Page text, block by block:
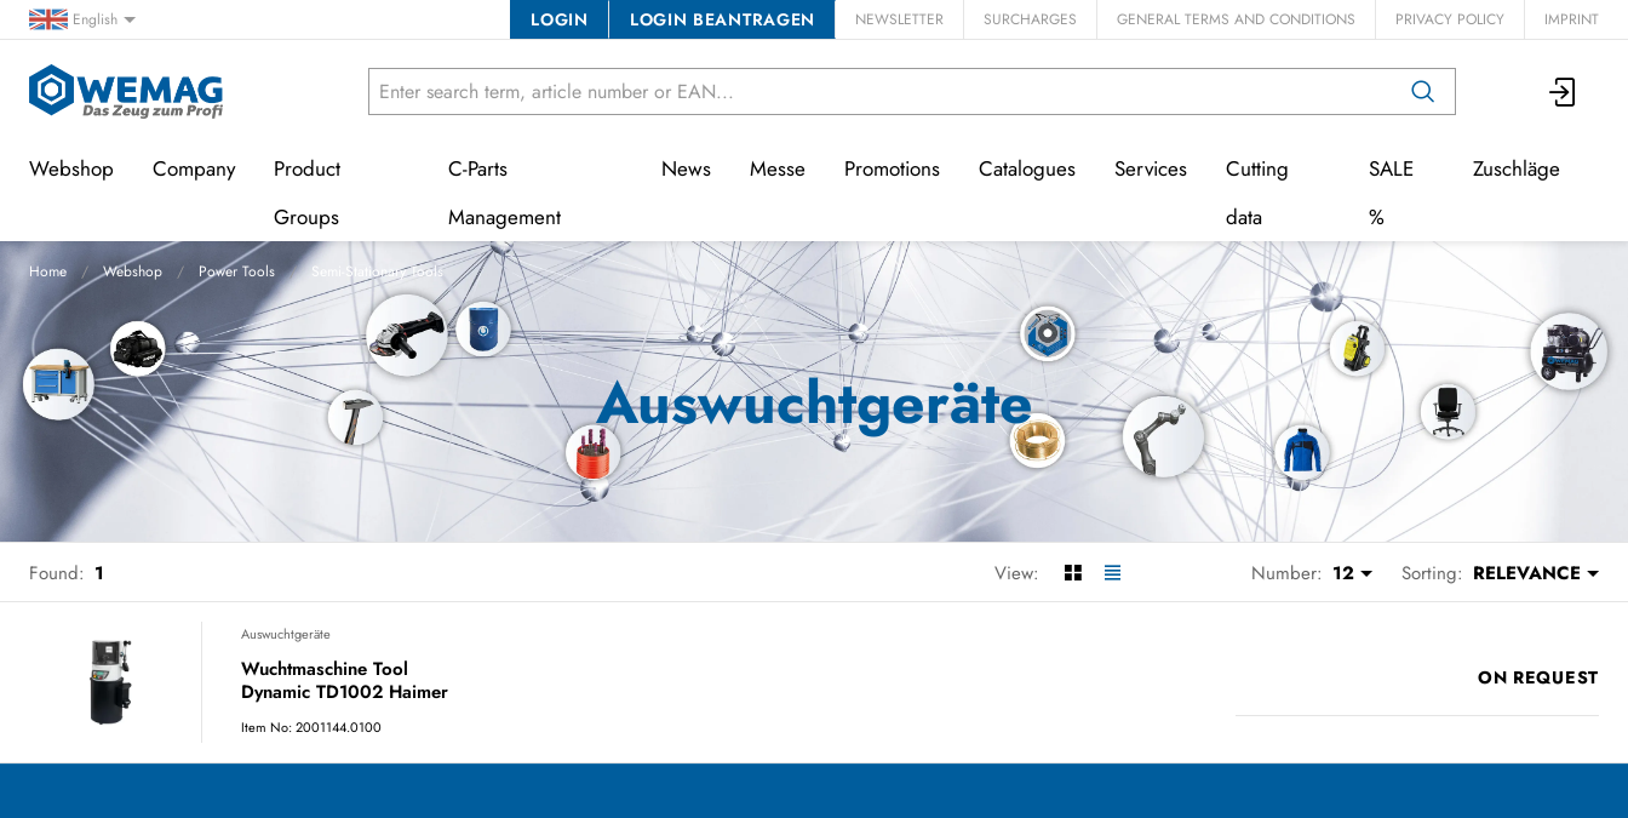
English LOGIN LOGIN BEANTRAGEN NEWSLETTER SURCHARGES GENERAL TERMS AND CONDITIONS PRIVACY POLICY IMPRINT
Webshop Company
Product
Groups
C-Parts
Management
News Messe Promotions Catalogues Services
Cutting
data
SALE
%
Zuschläge
Home Webshop Power Tools Semi-Stationary Tools
Auswuchtgeräte
Found: 1 View: Number: 12 Sorting: RELEVANCE
Auswuchtgeräte
Wuchtmaschine Tool
Dynamic TD1002 Haimer
Item No: 2001144.0100
ON REQUEST